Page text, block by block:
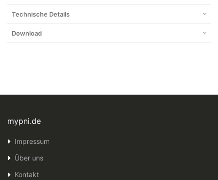
Technische Details
Download
mypni.de
Impressum
Über uns
Kontakt